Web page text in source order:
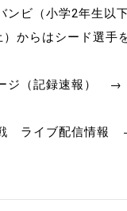
人数
ンビ（小学2年生以
からはシード選手
ジ（記録速報） →
戦 ライブ配信情